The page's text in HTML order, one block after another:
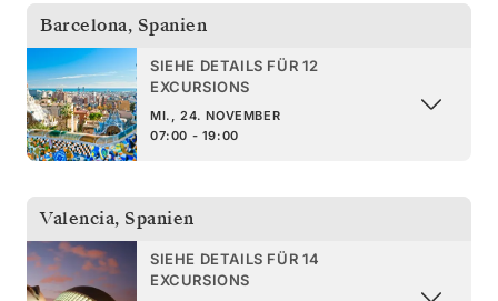
Barcelona, Spanien
SIEHE DETAILS FÜR 12
EXCURSIONS
MI., 24. NOVEMBER
07:00 - 19:00
Valencia, Spanien
SIEHE DETAILS FÜR 14
EXCURSIONS